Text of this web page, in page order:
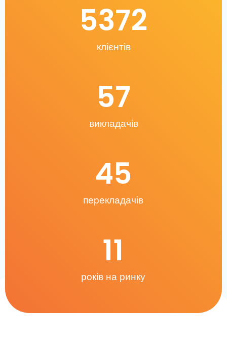
клієнтів
5372
викладачів
57
перекладачів
45
років на ринку
11